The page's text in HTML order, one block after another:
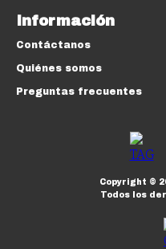
Información
Contáctanos
Quiénes somos
Preguntas frecuentes
Copyright ©
Todos los